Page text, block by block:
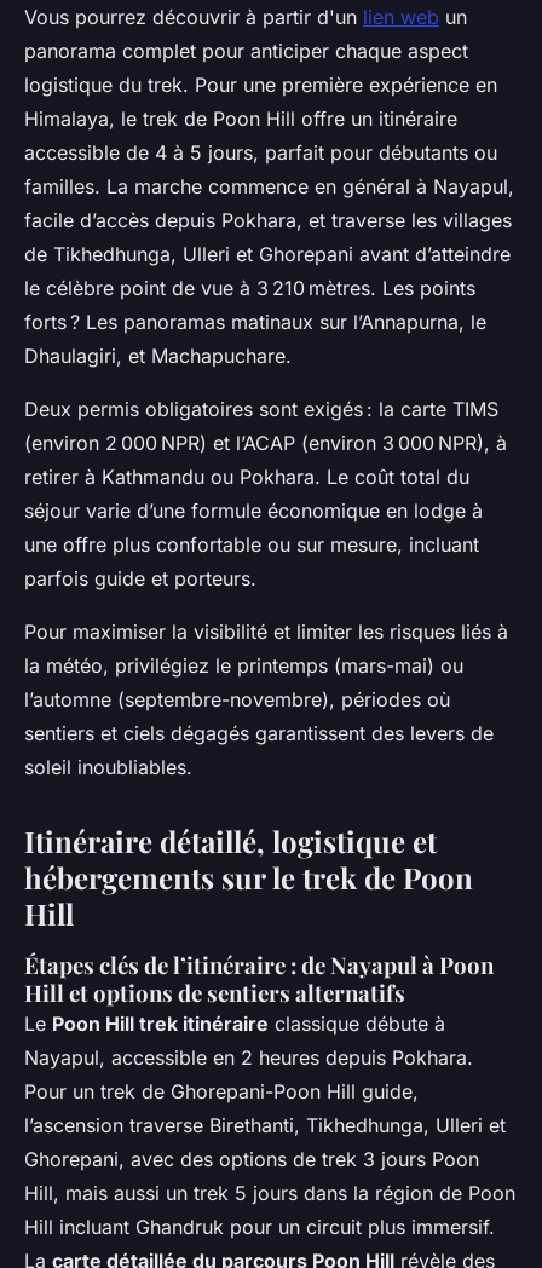
Vous pourrez découvrir à partir d'un lien web un
panorama complet pour anticiper chaque aspect
logistique du trek. Pour une première expérience en
Himalaya, le trek de Poon Hill offre un itinéraire
accessible de 4 à 5 jours, parfait pour débutants ou
familles. La marche commence en général à Nayapul,
facile d’accès depuis Pokhara, et traverse les villages
de Tikhedhunga, Ulleri et Ghorepani avant d’atteindre
le célèbre point de vue à 3 210 mètres. Les points
forts ? Les panoramas matinaux sur l’Annapurna, le
Dhaulagiri, et Machapuchare.
Deux permis obligatoires sont exigés : la carte TIMS
(environ 2 000 NPR) et l’ACAP (environ 3 000 NPR), à
retirer à Kathmandu ou Pokhara. Le coût total du
séjour varie d’une formule économique en lodge à
une offre plus confortable ou sur mesure, incluant
parfois guide et porteurs.
Pour maximiser la visibilité et limiter les risques liés à
la météo, privilégiez le printemps (mars-mai) ou
l’automne (septembre-novembre), périodes où
sentiers et ciels dégagés garantissent des levers de
soleil inoubliables.
Itinéraire détaillé, logistique et
hébergements sur le trek de Poon
Hill
Étapes clés de l’itinéraire : de Nayapul à Poon
Hill et options de sentiers alternatifs
Le Poon Hill trek itinéraire classique débute à
Nayapul, accessible en 2 heures depuis Pokhara.
Pour un trek de Ghorepani-Poon Hill guide,
l’ascension traverse Birethanti, Tikhedhunga, Ulleri et
Ghorepani, avec des options de trek 3 jours Poon
Hill, mais aussi un trek 5 jours dans la région de Poon
Hill incluant Ghandruk pour un circuit plus immersif.
La carte détaillée du parcours Poon Hill révèle des